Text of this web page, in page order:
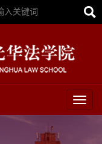
Toggle